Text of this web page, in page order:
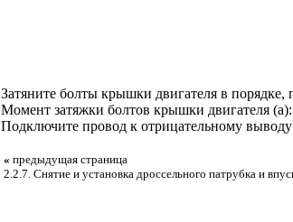
Затяните болты крышки двигателя в порядке,
Момент затяжки болтов крышки двигателя
Подключите провод к отрицательному выводу
« предыдущая страница
2.2.7. Снятие и установка дроссельного патрубка и